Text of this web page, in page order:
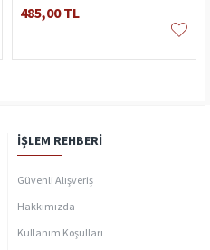
485,00 TL
İŞLEM REHBERI
Güvenli Alışveriş
Hakkımızda
Kullanım Koşulları